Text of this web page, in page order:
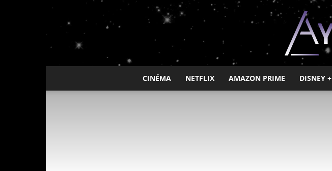
CINÉMA NETFLIX AMAZON PRIME DISNEY +